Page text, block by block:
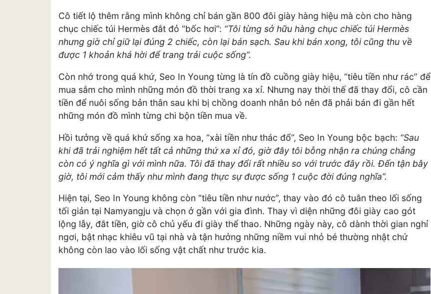
Cô tiết lộ thêm rằng mình không chỉ bán gần 800 đôi giày hàng hiệu mà còn cho hàng
chục chiếc túi Hermès đắt đỏ “bốc hơi”: “Tôi từng sở hữu hàng chục chiếc túi Hermès
nhưng giờ chỉ giữ lại đúng 2 chiếc, còn lại bán sạch. Sau khi bán xong, tôi cũng thu về
được 1 khoản khá hời để trang trải cuộc sống”.
Còn nhớ trong quá khứ, Seo In Young từng là tín đồ cuồng giày hiệu, “tiêu tiền như rác” để
mua sắm cho mình những món đồ thời trang xa xỉ. Nhưng nay thời thế đã thay đổi, cô cần
tiền để nuôi sống bản thân sau khi bị chồng doanh nhân bỏ nên đã phải bán đi gần hết
những món đồ mình từng chi bộn tiền mua về.
Hồi tưởng về quá khứ sống xa hoa, “xài tiền như thác đổ”, Seo In Young bộc bạch: “Sau
khi đã trải nghiệm hết tất cả những thứ xa xỉ đó, giờ đây tôi bỗng nhận ra chúng chẳng
còn có ý nghĩa gì với mình nữa. Tôi đã thay đổi rất nhiều so với trước đây rồi. Đến tận bây
giờ, tôi mới cảm thấy như mình đang thực sự được sống 1 cuộc đời đúng nghĩa”.
Hiện tại, Seo In Young không còn “tiêu tiền như nước”, thay vào đó cô tuân theo lối sống
tối giản tại Namyangju và chọn ở gần với gia đình. Thay vì diện những đôi giày cao gót
lộng lẫy, đắt tiền, giờ cô chủ yếu đi giày thể thao. Những ngày này, cô dành thời gian nghỉ
ngơi, bật nhạc khiêu vũ tại nhà và tận hưởng những niềm vui nhỏ bé thường nhật chứ
không còn lao vào lối sống vật chất như trước kia.